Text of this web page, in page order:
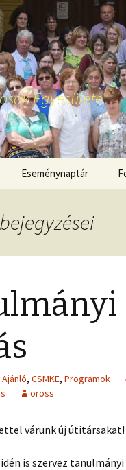
Egyesülete
Eseménynaptár
Ajánló, CSMKE, Programok
oross
várunk új útitársakat!
is szervez